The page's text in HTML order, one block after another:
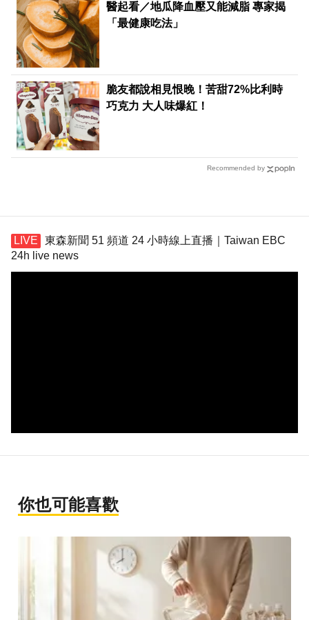
醫起看／地瓜降血壓又能減脂 專家揭
「最健康吃法」
脆友都說相見恨晚！苦甜72%比利時
巧克力 大人味爆紅！
PR
Recommended by
東森新聞 51 頻道 24 小時線上直播｜Taiwan EBC
24h live news
你也可能喜歡